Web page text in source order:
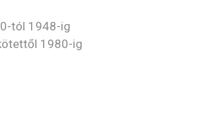
tól 1948-ig
1980-ig